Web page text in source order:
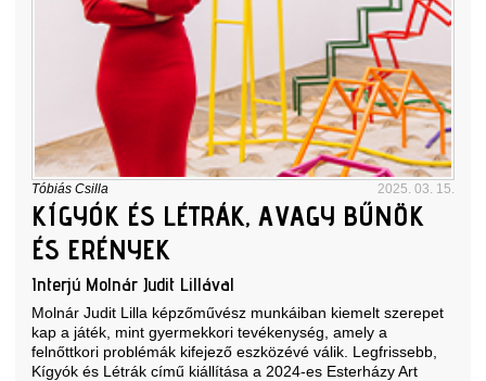
Tóbiás Csilla 2025. 03. 15.
KÍGYÓK ÉS LÉTRÁK, AVAGY BŰNÖK
ÉS ERÉNYEK
Interjú Molnár Judit Lillával
Molnár Judit Lilla képzőművész munkáiban kiemelt szerepet
kap a játék, mint gyermekkori tevékenység, amely a
felnőttkori problémák kifejező eszközévé válik. Legfrissebb,
Kígyók és Létrák című kiállítása a 2024-es Esterházy Art